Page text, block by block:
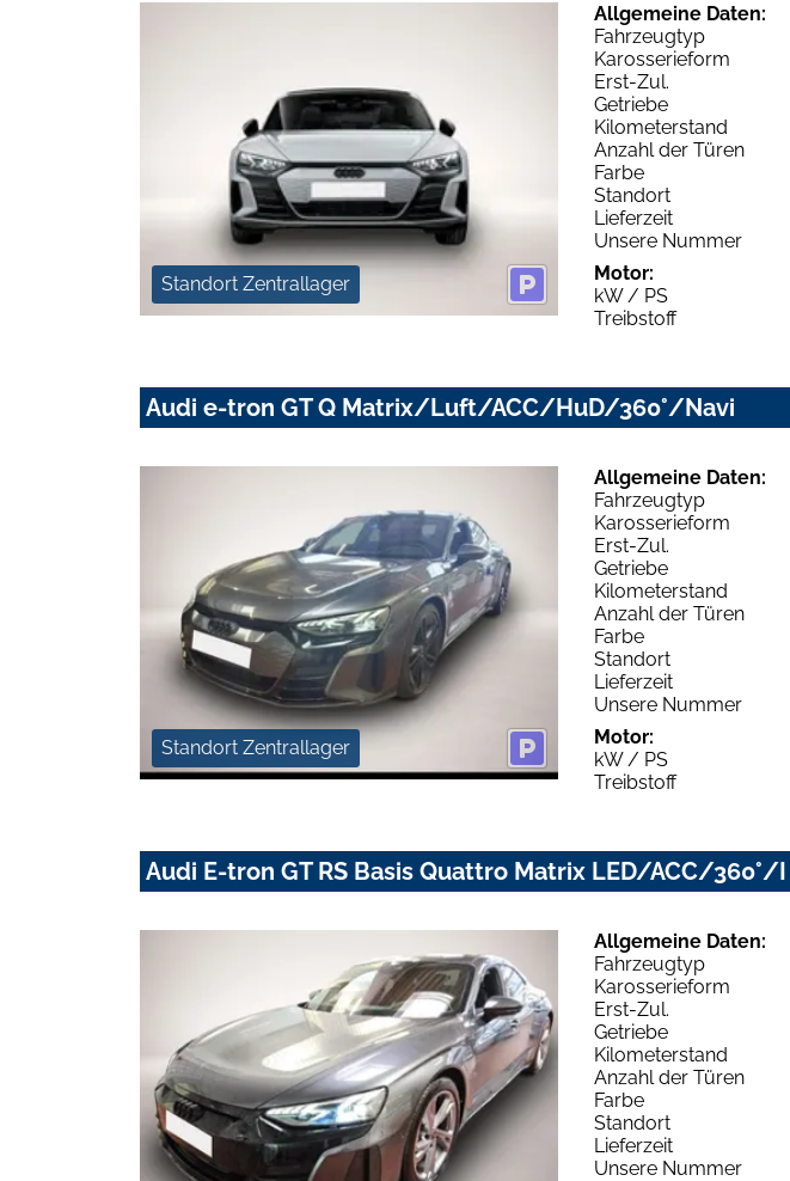
Standort Zentrallager
Allgemeine Daten:
Fahrzeugtyp
Karosserieform
Erst-Zul.
Getriebe
Kilometerstand
Anzahl der Türen
Farbe
Standort
Lieferzeit
Unsere Nummer
Motor:
kW / PS
Treibstoff
Audi e-tron GT Q Matrix/Luft/ACC/HuD/360°/Navi
Standort Zentrallager
Allgemeine Daten:
Fahrzeugtyp
Karosserieform
Erst-Zul.
Getriebe
Kilometerstand
Anzahl der Türen
Farbe
Standort
Lieferzeit
Unsere Nummer
Motor:
kW / PS
Treibstoff
Audi E-tron GT RS Basis Quattro Matrix LED/ACC/360°/I
Allgemeine Daten:
Fahrzeugtyp
Karosserieform
Erst-Zul.
Getriebe
Kilometerstand
Anzahl der Türen
Farbe
Standort
Lieferzeit
Unsere Nummer